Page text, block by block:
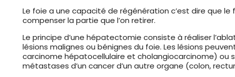
Le foie a une capacité de régénération c’est dire que
compenser la partie que l’on retirer.
Le principe d’une hépatectomie consiste à réaliser
lésions malignes ou bénignes du foie. Les lésions
carcinome hépatocellulaire et cholangiocarcinome) ou
métastases d’un cancer d’un autre organe (colon,